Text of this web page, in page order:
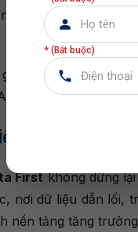
ngữ chung”
doanh nghiệp
tạo văn
Firstkhông dừng
nơi dữ liệu dẫn lối,
nền tảng tăng
* (Bắt buộc)